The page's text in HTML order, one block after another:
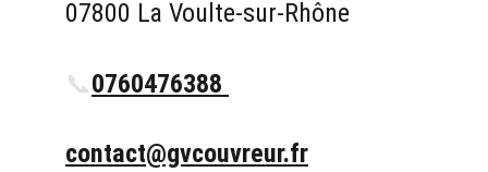
07800 La Voulte-sur-Rhône
📞0760476388
contact@gvcouvreur.fr